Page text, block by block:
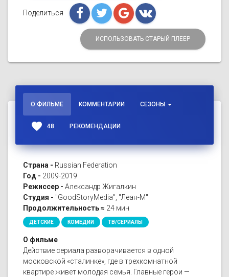
Поделиться
ИСПОЛЬЗОВАТЬ СТАРЫЙ ПЛЕЕР
О ФИЛЬМЕ КОММЕНТАРИИ СЕЗОНЫ
favorite 48 РЕКОМЕНДАЦИИ
Страна - Russian Federation
Год - 2009-2019
Режиссер - Александр Жигалкин
Студия - "GoodStoryMedia", "Леан-М"
Продолжительность ≈ 24 мин
ДЕТСКИЕ КОМЕДИИ ТВ/СЕРИАЛЫ
О фильме
Действие сериала разворачивается в одной
московской «сталинке», где в трехкомнатной
квартире живет молодая семья. Главные герои —